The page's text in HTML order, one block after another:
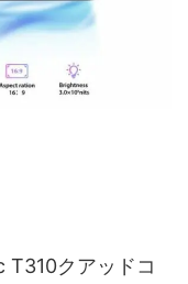
T310クアッドコ